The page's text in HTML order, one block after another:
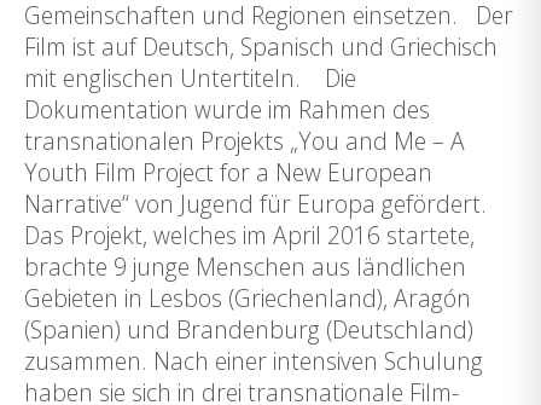
Gemeinschaften und Regionen einsetzen. Der
Film ist auf Deutsch, Spanisch und Griechisch
mit englischen Untertiteln. Die
Dokumentation wurde im Rahmen des
transnationalen Projekts „You and Me – A
Youth Film Project for a New European
Narrative“ von Jugend für Europa gefördert.
Das Projekt, welches im April 2016 startete,
brachte 9 junge Menschen aus ländlichen
Gebieten in Lesbos (Griechenland), Aragón
(Spanien) und Brandenburg (Deutschland)
zusammen. Nach einer intensiven Schulung
haben sie sich in drei transnationale Film-